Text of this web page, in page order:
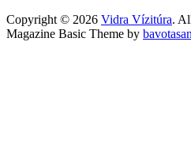
Copyright © 2026 Vidra Vízitúra.
Magazine Basic Theme by